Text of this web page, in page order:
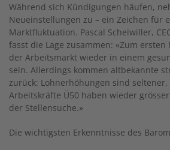
Während sich Kündigungen häufen,
Neueinstellungen zu – ein Zeichen für
Marktfluktuation. Pascal Scheiwiller,
fasst die Lage zusammen: «Zum
der Arbeitsmarkt wieder in einem
sein. Allerdings kommen altbekannte
zurück: Lohnerhöhungen sind
Arbeitskräfte Ü50 haben wieder
der Stellensuche.»
Die wichtigsten Erkenntnisse des